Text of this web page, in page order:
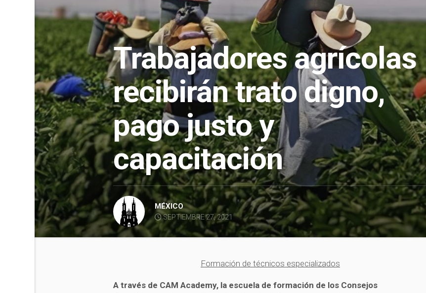
Trabajadores agrícolas
recibirán trato digno,
pago justo y
capacitación
MÉXICO
SEPTIEMBRE 27, 2021
Formación de técnicos especializados
A través de CAM Academy, la escuela de formación de los Consejos